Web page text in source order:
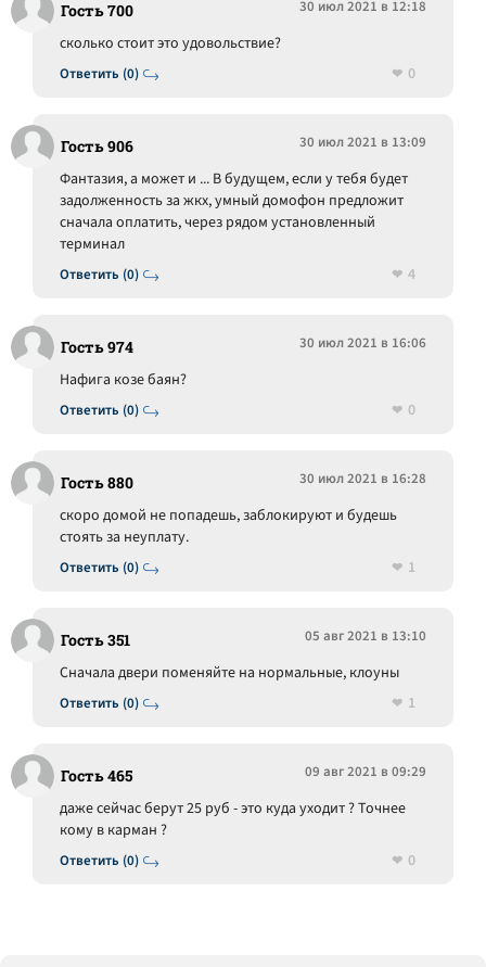
Гость 700 30 июл 2021 в 12:18
Ответить (0)
сколько стоит это удовольствие?
0
Гость 906 30 июл 2021 в 13:09
Ответить (0)
Фантазия, а может и ... В будущем, если у тебя будет
задолженность за жкх, умный домофон предложит
сначала оплатить, через рядом установленный
терминал
4
Гость 974 30 июл 2021 в 16:06
Ответить (0)
Нафига козе баян?
0
Гость 880 30 июл 2021 в 16:28
Ответить (0)
скоро домой не попадешь, заблокируют и будешь
стоять за неуплату.
1
Гость 351 05 авг 2021 в 13:10
Ответить (0)
Сначала двери поменяйте на нормальные, клоуны
1
Гость 465 09 авг 2021 в 09:29
Ответить (0)
даже сейчас берут 25 руб - это куда уходит ? Точнее
кому в карман ?
0